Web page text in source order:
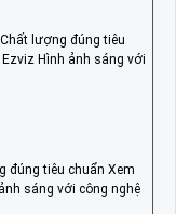
lượng đúng tiêu
Hình ảnh sáng với
đúng tiêu chuẩn Xem
sáng với công nghệ